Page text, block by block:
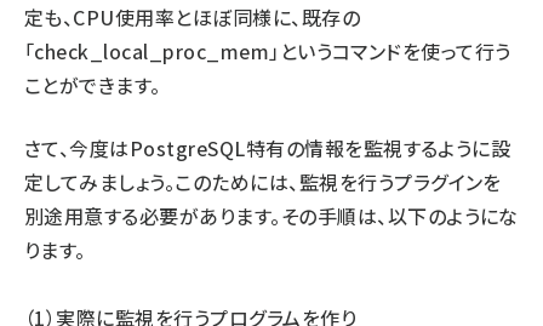
定も、CPU使用率とほぼ同様に、既存の
「check_local_proc_mem」というコマンドを使って行う
ことができます。
さて、今度はPostgreSQL特有の情報を監視するように設
定してみましょう。このためには、監視を行うプラグインを
別途用意する必要があります。その手順は、以下のようにな
ります。
（1）実際に監視を行うプログラムを作り